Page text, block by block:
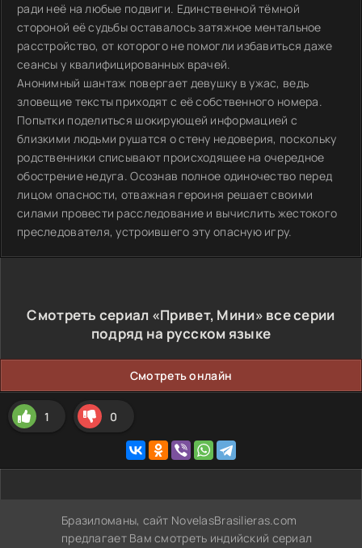
ради неё на любые подвиги. Единственной тёмной
стороной её судьбы оставалось затяжное ментальное
расстройство, от которого не помогли избавиться даже
сеансы у квалифицированных врачей.
Анонимный шантаж повергает девушку в ужас, ведь
зловещие тексты приходят с её собственного номера.
Попытки поделиться шокирующей информацией с
близкими людьми рушатся о стену недоверия, поскольку
родственники списывают происходящее на очередное
обострение недуга. Осознав полное одиночество перед
лицом опасности, отважная героиня решает своими
силами провести расследование и вычислить жестокого
преследователя, устроившего эту опасную игру.
Смотреть сериал «Привет, Мини» все серии
подряд на русском языке
Смотреть онлайн
1 0
Бразиломаны, сайт NovelasBrasilieras.com
предлагает Вам смотреть индийский сериал